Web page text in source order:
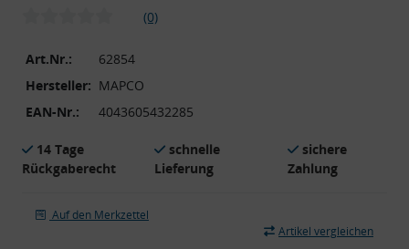
(0)
Art.Nr.:
62854
Hersteller: MAPCO
EAN-Nr.:
4043605432285
14 Tage
Rückgaberecht
schnelle
Lieferung
sichere
Zahlung
Auf den Merkzettel
Artikel vergleichen